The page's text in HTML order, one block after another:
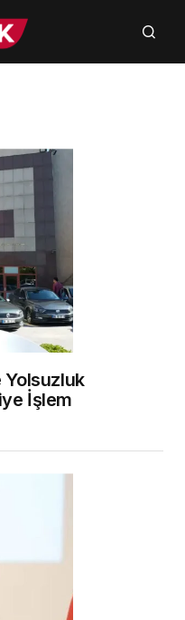
Yolsuzluk
İşlem